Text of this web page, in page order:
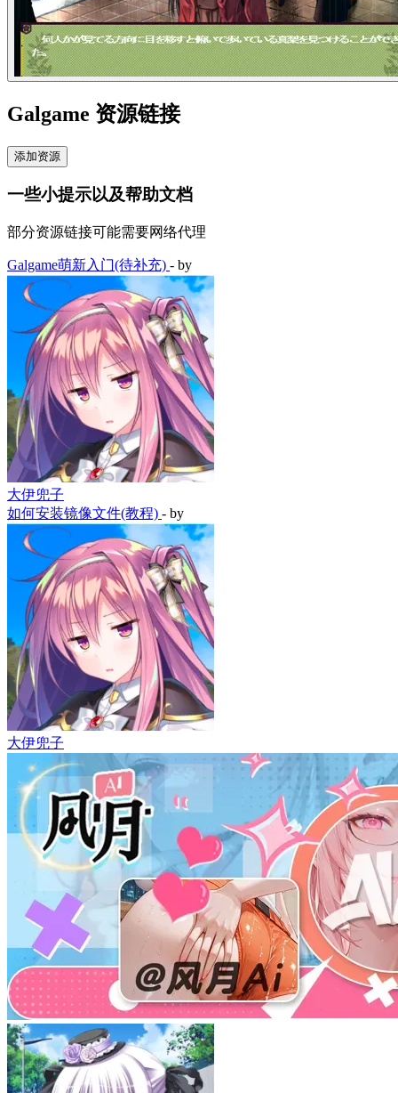
Galgame 资源链接
添加资源
一些小提示以及帮助文档
部分资源链接可能需要网络代理
Galgame萌新入门(待补充)- by
如何安装镜像文件(教程)